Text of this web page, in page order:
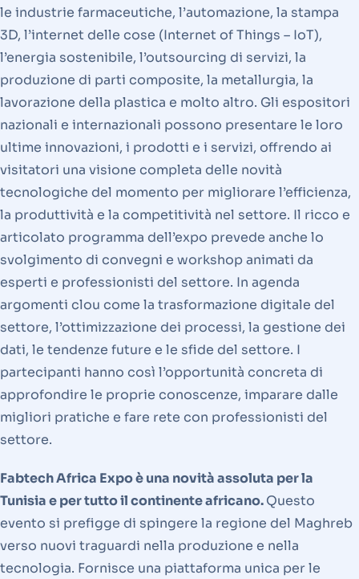
le industrie farmaceutiche, l’automazione, la stampa
3D, l’internet delle cose (Internet of Things – IoT),
l’energia sostenibile, l’outsourcing di servizi, la
produzione di parti composite, la metallurgia, la
lavorazione della plastica e molto altro. Gli espositori
nazionali e internazionali possono presentare le loro
ultime innovazioni, i prodotti e i servizi, offrendo ai
visitatori una visione completa delle novità
tecnologiche del momento per migliorare l’efficienza,
la produttività e la competitività nel settore. Il ricco e
articolato programma dell’expo prevede anche lo
svolgimento di convegni e workshop animati da
esperti e professionisti del settore. In agenda
argomenti clou come la trasformazione digitale del
settore, l’ottimizzazione dei processi, la gestione dei
dati, le tendenze future e le sfide del settore. I
partecipanti hanno così l’opportunità concreta di
approfondire le proprie conoscenze, imparare dalle
migliori pratiche e fare rete con professionisti del
settore.
Fabtech Africa Expo è una novità assoluta per la
Tunisia e per tutto il continente africano.Questo
evento si prefigge di spingere la regione del Maghreb
verso nuovi traguardi nella produzione e nella
tecnologia. Fornisce una piattaforma unica per le